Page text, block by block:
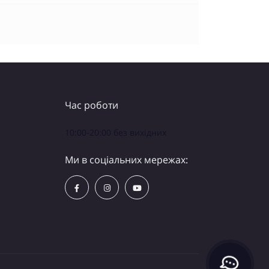
Час роботи
Ми в соціальних мережах: